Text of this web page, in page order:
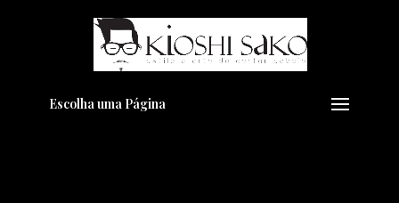
Escolha uma Página
Pensando em transformar seu
Visual??